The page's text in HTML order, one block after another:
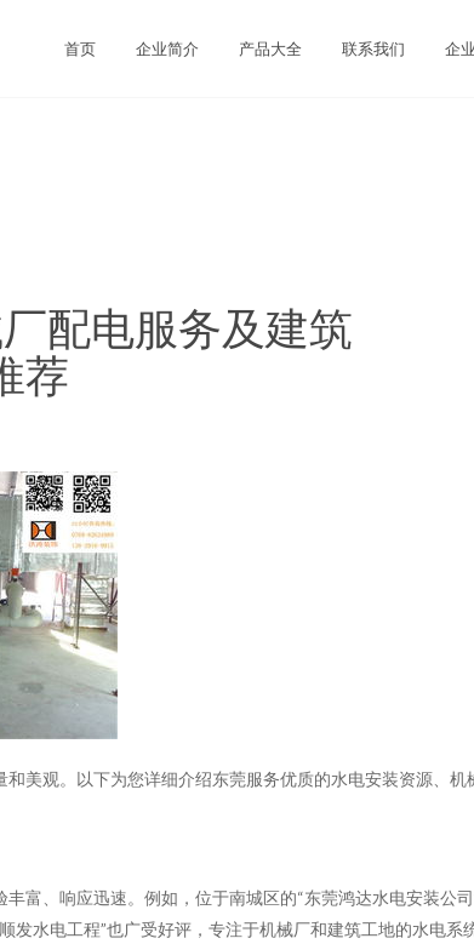
首页 企业简介 产品大全 联系我们 企
配电服务及建筑
荐
美观。以下为您详细介绍东莞服务优质的水电安装资源、机
富、响应迅速。例如，位于南城区的“东莞鸿达水电安装公
水电工程”也广受好评，专注于机械厂和建筑工地的水电系